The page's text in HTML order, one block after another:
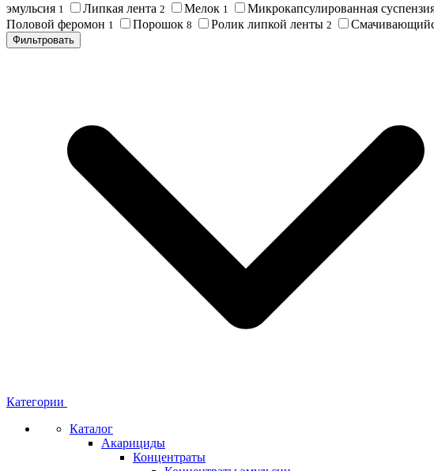
эмульсия 1 Липкая лента 2 Мелок 1 Микрокапсулированная
Половой феромон 1 Порошок 8 Ролик липкой ленты 2
Фильтровать
Категории
Каталог
Акарициды
Концентраты